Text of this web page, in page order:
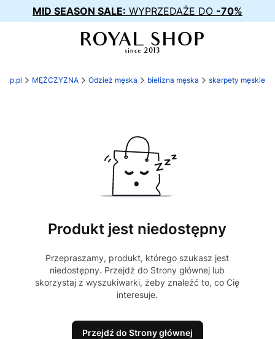
MID SEASON SALE: WYPRZEDAŻE DO -70%
MĘŻCZYZNA Odzież męska bielizna męska skarpety męskie
Produkt jest niedostępny
Przepraszamy, produkt, którego szukasz jest
niedostępny. Przejdź do Strony głównej lub
skorzystaj z wyszukiwarki, żeby znaleźć to, co Cię
interesuje.
Przejdź do Strony głównej